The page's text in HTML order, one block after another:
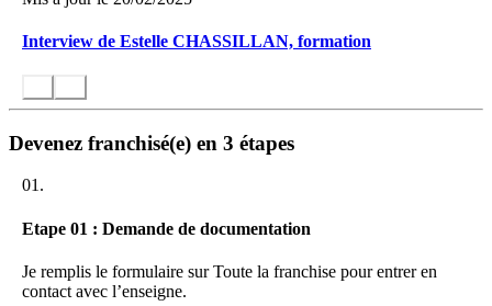
Plan de communication
d’aide à l’ouverture
_Assistance à l’année _:
Plans de communications via
Interview de Estelle CHASSILLAN, formation
Devenez franchisé(e) en 3 étapes
01.
Etape 01 : Demande de documentation
Je remplis le formulaire sur Toute la franchise pour entrer en
contact avec l’enseigne.